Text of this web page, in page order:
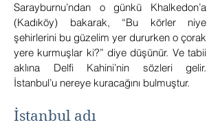
Sarayburnu’ndan o günkü Khalkedon’a
(Kadıköy) bakarak, “Bu körler niye
şehirlerini bu güzelim yer dururken o çorak
yere kurmuşlar ki?” diye düşünür. Ve tabii
aklına Delfi Kahini’nin sözleri gelir.
İstanbul’u nereye kuracağını bulmuştur.
İstanbul adı